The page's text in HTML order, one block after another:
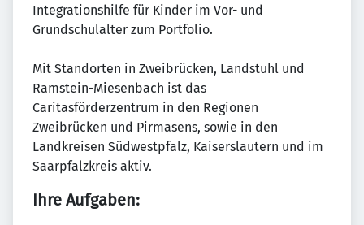
Integrationshilfe für Kinder im Vor- und
Grundschulalter zum Portfolio.
Mit Standorten in Zweibrücken, Landstuhl und
Ramstein-Miesenbach ist das
Caritasförderzentrum in den Regionen
Zweibrücken und Pirmasens, sowie in den
Landkreisen Südwestpfalz, Kaiserslautern und im
Saarpfalzkreis aktiv.
Ihre Aufgaben: